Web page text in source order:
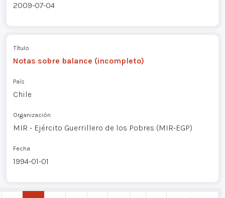
2009-07-04
Título
Notas sobre balance (incompleto)
País
Chile
Organización
MIR - Ejército Guerrillero de los Pobres (MIR-EGP)
Fecha
1994-01-01